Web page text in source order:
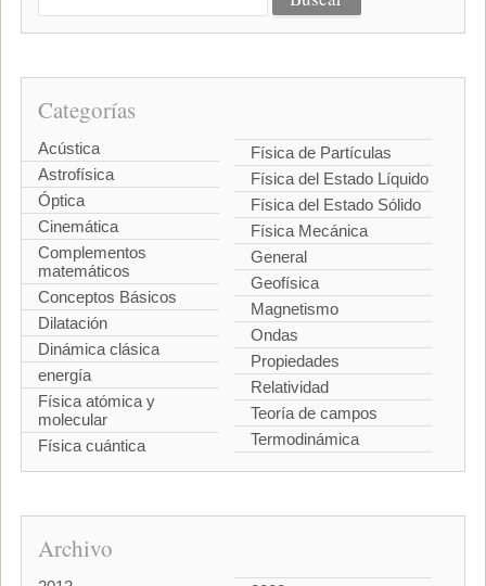
Categorías
Acústica
Astrofísica
Óptica
Cinemática
Complementos
matemáticos
Conceptos Básicos
Dilatación
Dinámica clásica
energía
Física atómica y
molecular
Física cuántica
Física de Partículas
Física del Estado Líquido
Física del Estado Sólido
Física Mecánica
General
Geofísica
Magnetismo
Ondas
Propiedades
Relatividad
Teoría de campos
Termodinámica
Archivo